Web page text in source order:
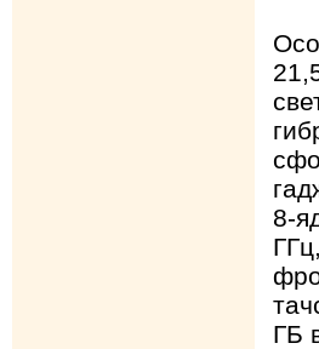
8-
ГБ